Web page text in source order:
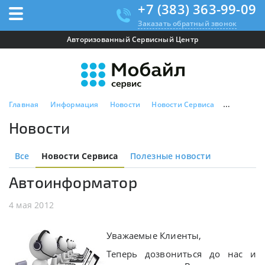
+7 (383) 363-99-09
Заказать обратный звонок
Авторизованный Сервисный Центр
Главная Информация Новости Новости Сервиса
Новости
Все Новости Сервиса Полезные новости
Автоинформатор
4 мая 2012
Уважаемые Клиенты,
Теперь дозвониться до нас и